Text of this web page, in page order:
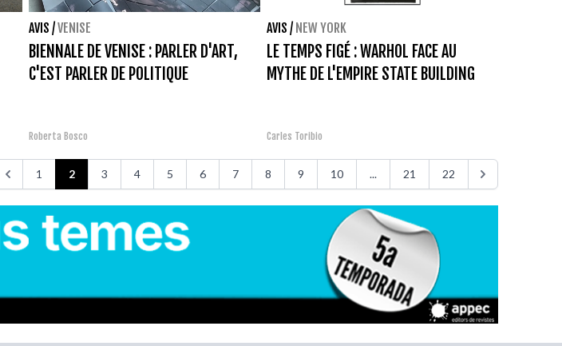
AVIS /VENISE
BIENNALE DE VENISE : PARLER D'ART,
C'EST PARLER DE POLITIQUE
Roberta Bosco
AVIS / NEW YORK
LE TEMPS FIGÉ : WARHOL FACE AU
MYTHE DE L'EMPIRE STATE BUILDING
Carles Toribio
1 2 3 4 5 6 7 8 9 10 ... 21 22